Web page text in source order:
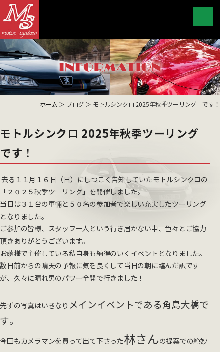
ホーム ＞ ブログ ＞ モトルシンクロ 2025年秋季ツーリング です！
モトルシンクロ 2025年秋季ツーリング
です！
去る１１月１６日（日）にしつこく告知していたモトルシンクロの
「２０２５秋季ツーリング」を開催しました。
当日は３１台の車輛と５０名の参加者で楽しい充実したツーリング
となりました。
ご参加の皆様、スタッフ一人という行き届かない中、色々とご協力
頂きありがとうございます。
お蔭様で主催している私自身も納得のいくイベントとなりました。
数日前からの晴天の予報に気を良くして当日の朝に臨んだ訳です
が、久々に晴れ男のパワー全開で行きました！
先ずの写真はいきなり メインイベントである角島大橋で
す。
今回もカメラマンを買って出て下さった林さんの提案での絶妙